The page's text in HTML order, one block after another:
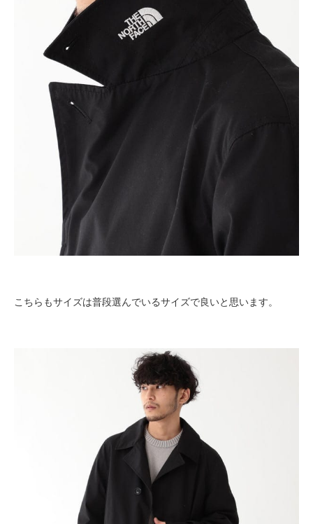
こちらもサイズは普段選んでいるサイズで良いと思います。